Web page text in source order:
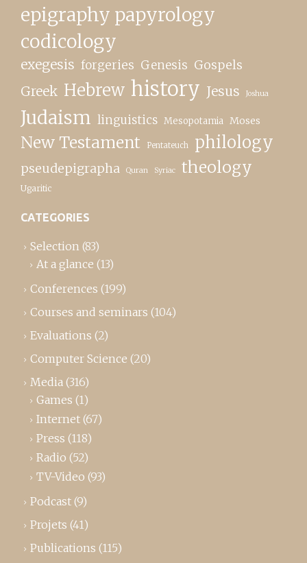
epigraphy papyrology
codicology
exegesis forgeries Genesis Gospels
Greek Hebrew history Jesus Joshua
Judaism linguistics Mesopotamia Moses
New Testament Pentateuch philology
pseudepigrapha Quran Syriac theology
Ugaritic
CATEGORIES
Selection (83)
At a glance (13)
Conferences (199)
Courses and seminars (104)
Evaluations (2)
Computer Science (20)
Media (316)
Games (1)
Internet (67)
Press (118)
Radio (52)
TV-Video (93)
Podcast (9)
Projets (41)
Publications (115)